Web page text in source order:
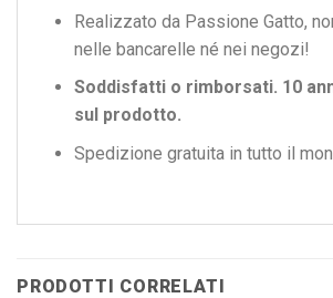
Realizzato da Passione Gatto,
nelle bancarelle né nei negozi!
Soddisfatti o rimborsati. 10
sul prodotto.
Spedizione gratuita in tutto il
PRODOTTI CORRELATI